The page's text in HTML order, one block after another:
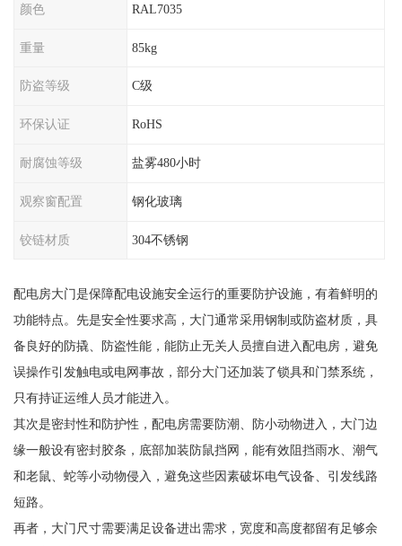
颜色 RAL7035
重量 85kg
防盗等级 C级
环保认证 RoHS
耐腐蚀等级 盐雾480小时
观察窗配置 钢化玻璃
铰链材质 304不锈钢
配电房大门是保障配电设施安全运行的重要防护设施，有着鲜明的
功能特点。先是安全性要求高，大门通常采用钢制或防盗材质，具
备良好的防撬、防盗性能，能防止无关人员擅自进入配电房，避免
误操作引发触电或电网事故，部分大门还加装了锁具和门禁系统，
只有持证运维人员才能进入。
其次是密封性和防护性，配电房需要防潮、防小动物进入，大门边
缘一般设有密封胶条，底部加装防鼠挡网，能有效阻挡雨水、潮气
和老鼠、蛇等小动物侵入，避免这些因素破坏电气设备、引发线路
短路。
再者，大门尺寸需要满足设备进出需求，宽度和高度都留有足够余